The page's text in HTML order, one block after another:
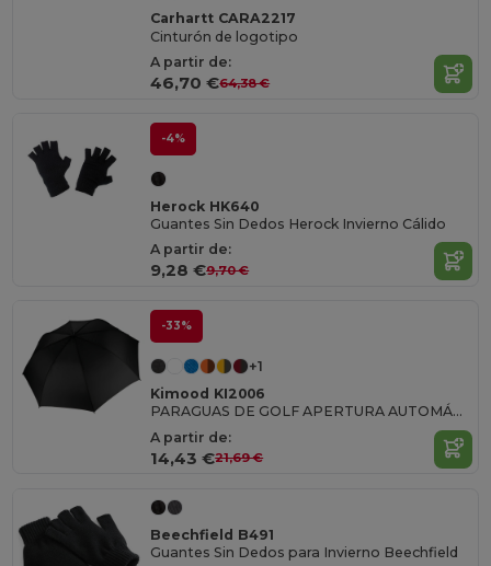
Carhartt CARA2217
Cinturón de logotipo
A partir de:
46,70 €64,38 €
-4%
Herock HK640
Guantes Sin Dedos Herock Invierno Cálido
A partir de:
9,28 €9,70 €
-33%
+1
Kimood KI2006
PARAGUAS DE GOLF APERTURA AUTOMÁTICA Paraguas
A partir de:
14,43 €21,69 €
Beechfield B491
Guantes Sin Dedos para Invierno Beechfield